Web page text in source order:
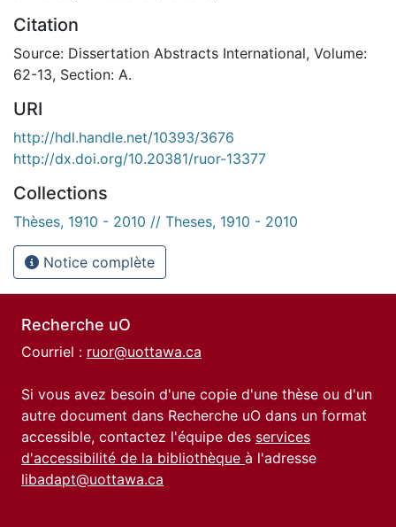
Citation
Source: Dissertation Abstracts International, Volume:
62-13, Section: A.
URI
http://hdl.handle.net/10393/3676
http://dx.doi.org/10.20381/ruor-13377
Collections
Thèses, 1910 - 2010 // Theses, 1910 - 2010
Notice complète
Recherche uO
Courriel : ruor@uottawa.ca
Si vous avez besoin d'une copie d'une thèse ou d'un
autre document dans Recherche uO dans un format
accessible, contactez l'équipe des services
d'accessibilité de la bibliothèque à l'adresse
libadapt@uottawa.ca